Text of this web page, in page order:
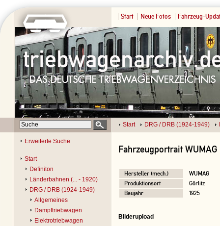
Start Neue Fotos Fahrzeug-
Start DRG / DRB (1924-1949)
Erweiterte Suche
Start
Definiton
Länderbahnen (... - 1920)
DRG / DRB (1924-1949)
Allgemeines
Dampftriebwagen
Elektrotriebwagen
Fahrzeugportrait WUMAG
Hersteller (mech.)
WUMAG
Produktionsort
Görlitz
Baujahr
1925
Bilderupload